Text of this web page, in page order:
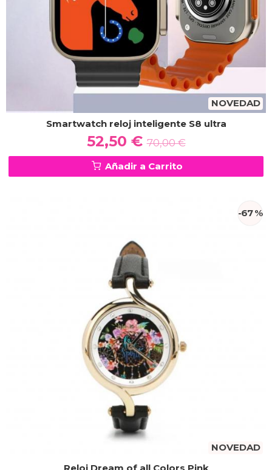
NOVEDAD
Smartwatch reloj inteligente S8 ultra
52,50 €70,00 €
Añadir a Carrito
NOVEDAD
-67 %